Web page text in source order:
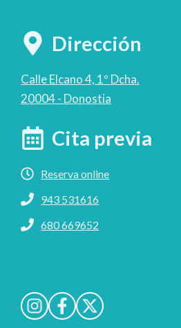
Dirección
Calle Elcano 4, 1º Dcha.
20004 - Donostia
Cita previa
Reserva online
943 531616
680 669652